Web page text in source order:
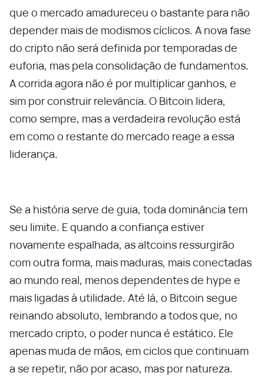
que o mercado amadureceu o bastante para não
depender mais de modismos cíclicos. A nova fase
do cripto não será definida por temporadas de
euforia, mas pela consolidação de fundamentos.
A corrida agora não é por multiplicar ganhos, e
sim por construir relevância. O Bitcoin lidera,
como sempre, mas a verdadeira revolução está
em como o restante do mercado reage a essa
liderança.
Se a história serve de guia, toda dominância tem
seu limite. E quando a confiança estiver
novamente espalhada, as altcoins ressurgirão
com outra forma, mais maduras, mais conectadas
ao mundo real, menos dependentes de hype e
mais ligadas à utilidade. Até lá, o Bitcoin segue
reinando absoluto, lembrando a todos que, no
mercado cripto, o poder nunca é estático. Ele
apenas muda de mãos, em ciclos que continuam
a se repetir, não por acaso, mas por natureza.